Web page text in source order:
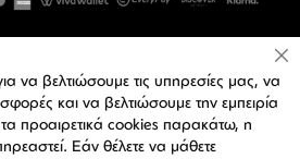
να βελτιώσουμε τις υπηρεσίες μας, να
και να βελτιώσουμε την εμπειρία
προαιρετικά cookies παρακάτω, η
Εάν θέλετε να μάθετε